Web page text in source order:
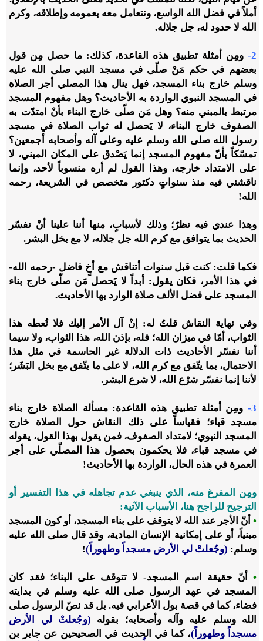
أملاً في فضل الله الواسع، ونتعامل معه بعمومه وإطلاقه، وكرم
الله لا حدود له، جل جلاله.
2-
ومِن أمثلة تطبيق هذه القاعدة، كذلك: ما حصل مِن قول
بعضهم في حكم مَنْ صلّى في مسجد النبي صلى الله عليه
وسلم خارج بناء المسجد، فهل ينال هذا المصلي أجر الصلاة
في المسجد النبوي الواردة به الأحاديث؟ وهل مفهوم المسجد
مرتبط بالمبني منه؟ وهل مَن صلّى خارج البناء بأنْ امتدّت به
الصفوف خارج البناء، لا يَحصل له ثواب الصلاة في مسجد
رسول الله صلى الله وسلم عليه وعلى آله وأصحابه أجمعين؟
تمسّكاً بأنّ مفهوم المسجد إنما يَصْدق على المكان المبني، لا
على الامتداد خارجه، وهذا القول لم أره منسوباً لأحد، وإنما
ناقشني فيه منذ سنواتٍ دكتور متخصص في الشريعة، رحمه
الله!
وهذا عندي فيه نظرٌ؛ وذلك لأسبابٍ، منها أننا علينا أنْ نفسّر
الحديث بما يتوافق مع كرم الله جل جلاله، لا مع بخل البشر.
فكما قلت: كنت قبل سنوات أتناقش مع أخٍ فاضل -رحمه الله-
في هذا الأمر، فكان يقول: أبداً لا يَحصل مَن صلّى خارج بناء
المسجد على فضل الألف صلاة الوارد بها الأحاديث.
وفي نهاية النقاش قلتُ له: إنْ آل الأمر إليك فلا تُعطه هذا
الثواب، أمّا في ميزان الله؛ فله، بإذن الله، هذا الثواب، ولا سيما
أننا نفسّر الأحاديث ذات الدلالة غير الحاسمة في مثل هذا
الاحتمال، بما يتّفق مع كرم الله، لا على ما يتّفق مع بخل البَشَر؛
لأننا إنما نفسّر شرْع الله، لا شرع البشر.
3-
ومِن أمثلة تطبيق هذه القاعدة: مسألة الصلاة خارج بناء
مسجد قباء؛ فقياساً على ذلك النقاش حول الصلاة خارج
المسجد النبوي؛ لامتداد الصفوف، فمن يقول بهذا القول، يقوله
في مسجد قباء، فلا يحكمون بحصول هذا المصلّي على أجر
العمرة في هذه الحال، الواردة بها الأحاديث!
ومِن المفرغ منه، الذي ينبغي عدم تجاهله في هذا التفسير أو
الترجيح للراجح هنا، الأسباب الآتية:
• أنّ الأجر عند الله لا يتوقف على بناء المسجد، أو كون المسجد
مبنياً، أو على إمكانية الإنسان المادية، وقد قال صلى الله عليه
وسلم: (وجُعلتْ لي الأرض مسجداً وطهوراً)!
• أنّ حقيقة اسم المسجد- لا تتوقف على البناء؛ فقد كان
المسجد في عهد الرسول صلى الله عليه وسلم في بدايته
فضاء، كما في قصة بول الأعرابي فيه. بل قد نصّ الرسول صلى
الله وسلم عليه وآله وأصحابه؛ بقوله (وجُعلتْ لي الأرض
مسجداً وطهوراً)، كما في الحديث في الصحيحين عن جابر بن